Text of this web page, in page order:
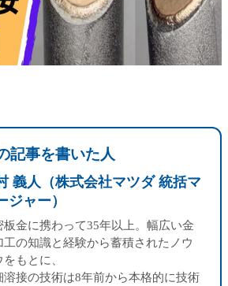
記事を書いた人
義人（株式会社マツダ 統括マ
ジャー）
板金に携わって35年以上。幅広い金
工の知識と経験から蓄積されたノウ
もとに、
溶接の技術は8年前から本格的に技術